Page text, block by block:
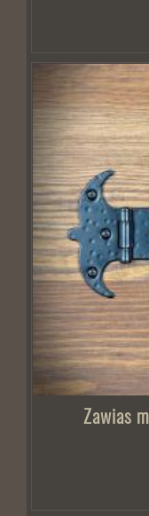
Zawias